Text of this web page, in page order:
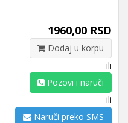
1960,00 RSD
Dodaj u korpu
ili
Pozovi i naruči
ili
Naruči preko SMS